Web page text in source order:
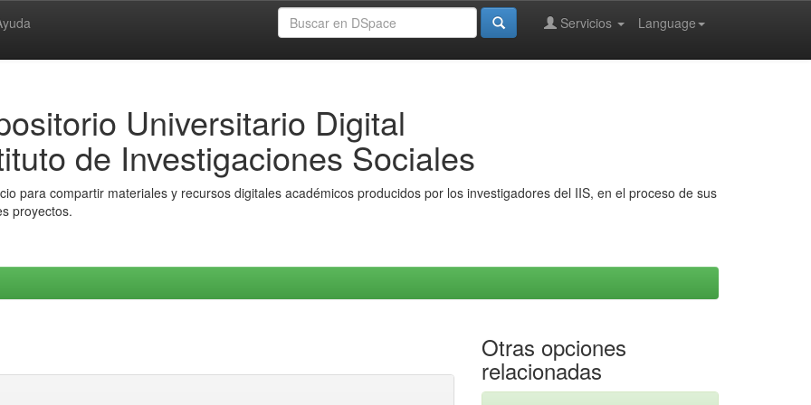
Language
Servicios
Universitario Digital
de Investigaciones Sociales
para compartir materiales y recursos digitales académicos producidos por los investigadores del IIS, en el proceso de sus
proyectos.
Otras opciones
relacionadas